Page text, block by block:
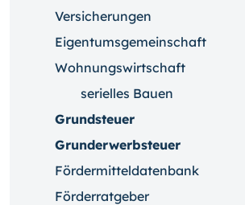
Versicherungen
Eigentumsgemeinschaft
Wohnungswirtschaft
serielles Bauen
Grundsteuer
Grunderwerbsteuer
Fördermitteldatenbank
Förderratgeber